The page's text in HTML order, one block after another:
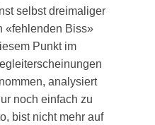
selbst dreimaliger
«fehlenden Biss»
Punkt im
analysiert
noch einfach zu
bist nicht mehr auf